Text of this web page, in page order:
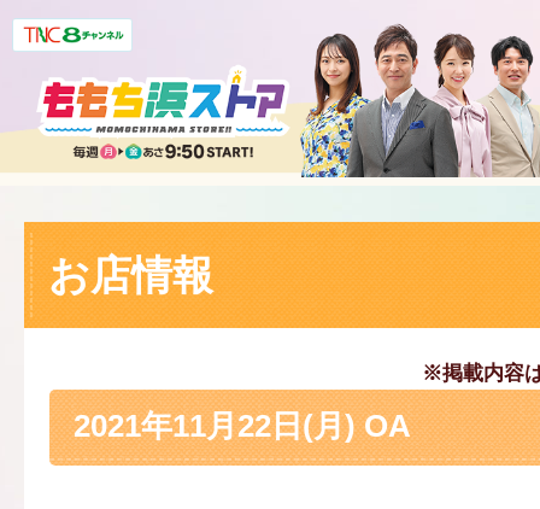
お店情報
※掲載内容
2021年11月22日(月) OA